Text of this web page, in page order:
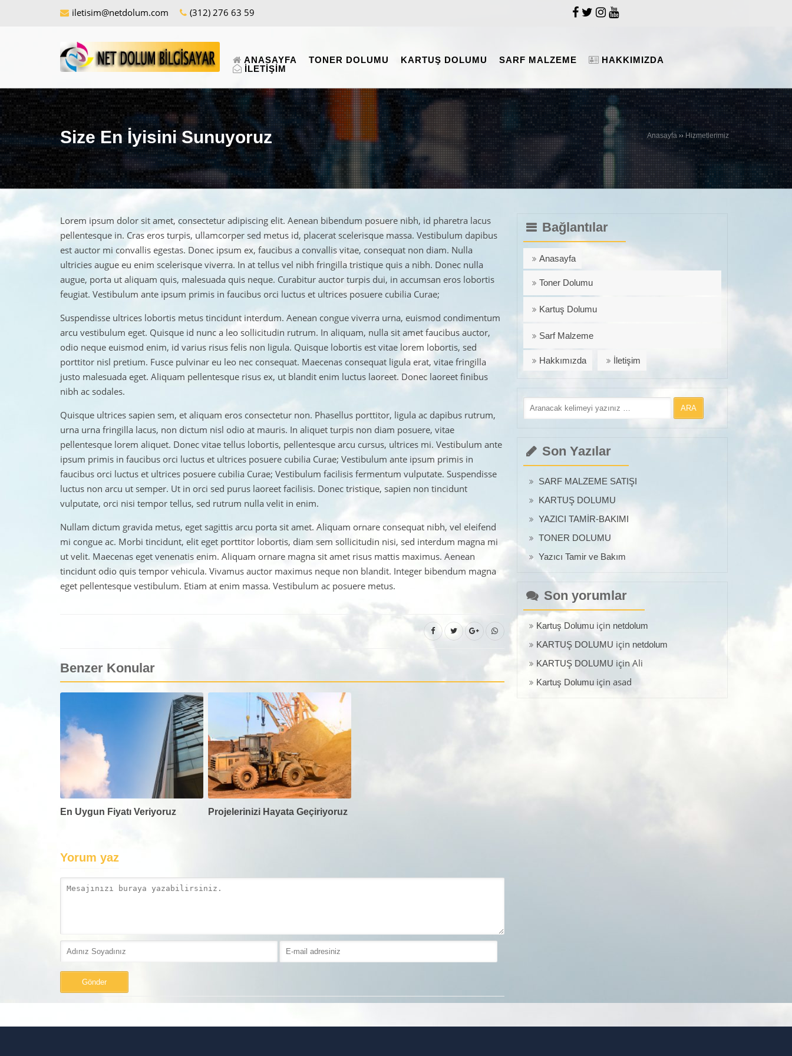
iletisim@netdolum.com (312) 276 63 59
ANASAYFA TONER DOLUMU KARTUŞ DOLUMU SARF MALZEME
HAKKIMIZDA
İLETIŞIM
Size En İyisini Sunuyoruz Anasayfa ›› Hizmetlerimiz
Lorem ipsum dolor sit amet, consectetur adipiscing elit. Aenean bibendum posuere nibh, id pharetra lacus
pellentesque in. Cras eros turpis, ullamcorper sed metus id, placerat scelerisque massa. Vestibulum dapibus
est auctor mi convallis egestas. Donec ipsum ex, faucibus a convallis vitae, consequat non diam. Nulla
ultricies augue eu enim scelerisque viverra. In at tellus vel nibh fringilla tristique quis a nibh. Donec nulla
augue, porta ut aliquam quis, malesuada quis neque. Curabitur auctor turpis dui, in accumsan eros lobortis
feugiat. Vestibulum ante ipsum primis in faucibus orci luctus et ultrices posuere cubilia Curae;
Suspendisse ultrices lobortis metus tincidunt interdum. Aenean congue viverra urna, euismod condimentum
arcu vestibulum eget. Quisque id nunc a leo sollicitudin rutrum. In aliquam, nulla sit amet faucibus auctor,
odio neque euismod enim, id varius risus felis non ligula. Quisque lobortis est vitae lorem lobortis, sed
porttitor nisl pretium. Fusce pulvinar eu leo nec consequat. Maecenas consequat ligula erat, vitae fringilla
justo malesuada eget. Aliquam pellentesque risus ex, ut blandit enim luctus laoreet. Donec laoreet finibus
nibh ac sodales.
Quisque ultrices sapien sem, et aliquam eros consectetur non. Phasellus porttitor, ligula ac dapibus rutrum,
urna urna fringilla lacus, non dictum nisl odio at mauris. In aliquet turpis non diam posuere, vitae
pellentesque lorem aliquet. Donec vitae tellus lobortis, pellentesque arcu cursus, ultrices mi. Vestibulum ante
ipsum primis in faucibus orci luctus et ultrices posuere cubilia Curae; Vestibulum ante ipsum primis in
faucibus orci luctus et ultrices posuere cubilia Curae; Vestibulum facilisis fermentum vulputate. Suspendisse
luctus non arcu ut semper. Ut in orci sed purus laoreet facilisis. Donec tristique, sapien non tincidunt
vulputate, orci nisi tempor tellus, sed rutrum nulla velit in enim.
Nullam dictum gravida metus, eget sagittis arcu porta sit amet. Aliquam ornare consequat nibh, vel eleifend
mi congue ac. Morbi tincidunt, elit eget porttitor lobortis, diam sem sollicitudin nisi, sed interdum magna mi
ut velit. Maecenas eget venenatis enim. Aliquam ornare magna sit amet risus mattis maximus. Aenean
tincidunt odio quis tempor vehicula. Vivamus auctor maximus neque non blandit. Integer bibendum magna
eget pellentesque vestibulum. Etiam at enim massa. Vestibulum ac posuere metus.
Benzer Konular
En Uygun Fiyatı Veriyoruz Projelerinizi Hayata Geçiriyoruz
Yorum yaz
Bağlantılar
Anasayfa
Toner Dolumu
Kartuş Dolumu
Sarf Malzeme
Hakkımızda İletişim
Son Yazılar
SARF MALZEME SATIŞI
KARTUŞ DOLUMU
YAZICI TAMİR-BAKIMI
TONER DOLUMU
Yazıcı Tamir ve Bakım
Son yorumlar
Kartuş Dolumu için netdolum
KARTUŞ DOLUMU için netdolum
KARTUŞ DOLUMU içinAli
Kartuş Dolumu içinasad